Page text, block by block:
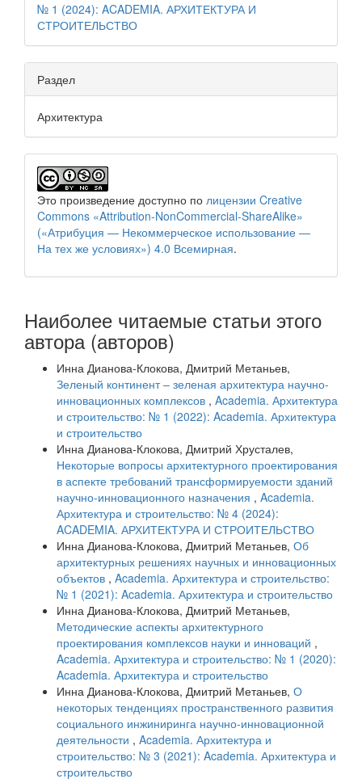
№ 1 (2024): ACADEMIA. АРХИТЕКТУРА И
СТРОИТЕЛЬСТВО
Раздел
Архитектура
Это произведение доступно по лицензии Creative
Commons «Attribution-NonCommercial-ShareAlike»
(«Атрибуция — Некоммерческое использование —
На тех же условиях») 4.0 Всемирная.
Наиболее читаемые статьи этого
автора (авторов)
Инна Дианова-Клокова, Дмитрий Метаньев,
Зеленый континент – зеленая архитектура научно-
инновационных комплексов , Academia. Архитектура
и строительство: № 1 (2022): Academia. Архитектура
и строительство
Инна Дианова-Клокова, Дмитрий Хрусталев,
Некоторые вопросы архитектурного проектирования
в аспекте требований трансформируемости зданий
научно-инновационного назначения , Academia.
Архитектура и строительство: № 4 (2024):
ACADEMIA. АРХИТЕКТУРА И СТРОИТЕЛЬСТВО
Инна Дианова-Клокова, Дмитрий Метаньев, Об
архитектурных решениях научных и инновационных
объектов , Academia. Архитектура и строительство:
№ 1 (2021): Academia. Архитектура и строительство
Инна Дианова-Клокова, Дмитрий Метаньев,
Методические аспекты архитектурного
проектирования комплексов науки и инноваций ,
Academia. Архитектура и строительство: № 1 (2020):
Academia. Архитектура и строительство
Инна Дианова-Клокова, Дмитрий Метаньев, О
некоторых тенденциях пространственного развития
социального инжиниринга научно-инновационной
деятельности , Academia. Архитектура и
строительство: № 3 (2021): Academia. Архитектура и
строительство